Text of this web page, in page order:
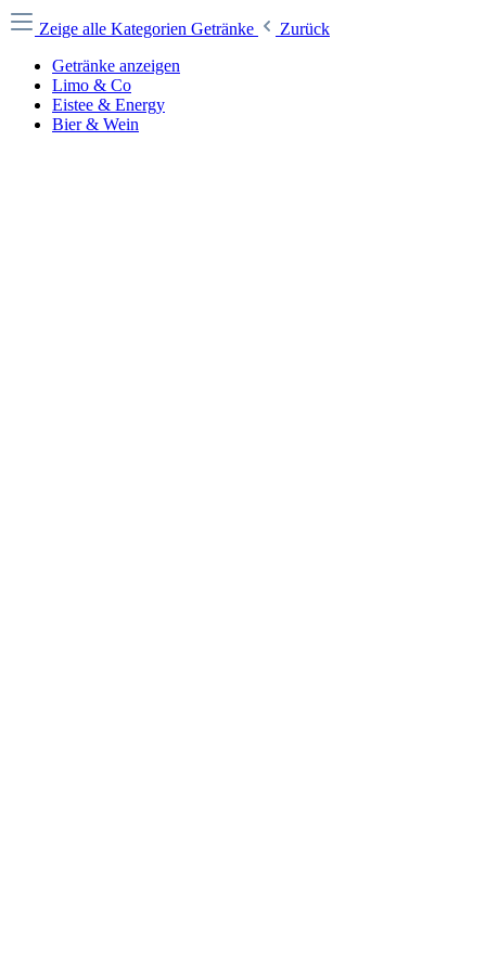
Zeige alle Kategorien Getränke
Zurück
Getränke anzeigen
Limo & Co
Eistee & Energy
Bier & Wein